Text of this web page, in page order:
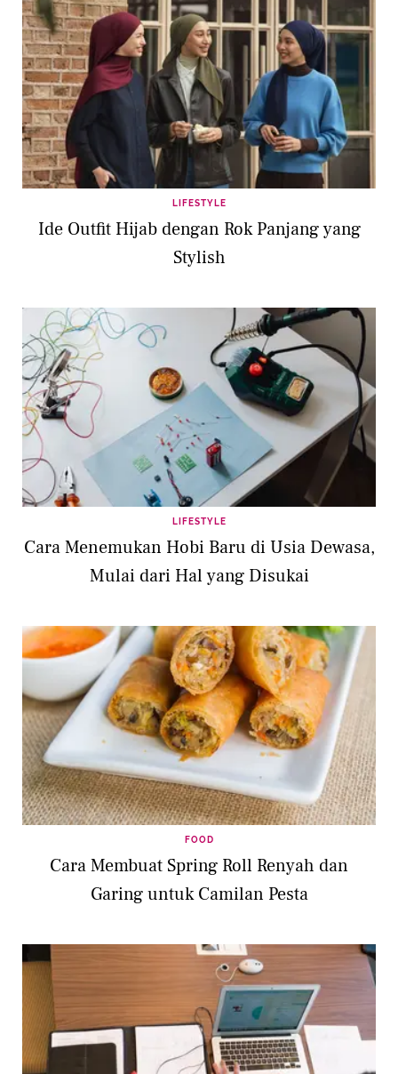
LIFESTYLE
Ide Outfit Hijab dengan Rok Panjang yang
Stylish
LIFESTYLE
Cara Menemukan Hobi Baru di Usia Dewasa,
Mulai dari Hal yang Disukai
FOOD
Cara Membuat Spring Roll Renyah dan
Garing untuk Camilan Pesta